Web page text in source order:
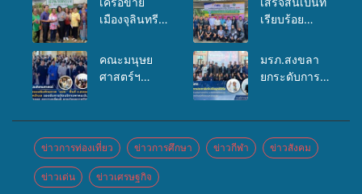
เมืองจุลินทรีย์
ระดับชาติ
ประโยชน์จาก
สาหร่ายและ
เห็ดไมคอร์ไร
ซาสำหรับ
ปลูกไม้มีค่า-
เรียบร้อย
เคลื่อนที่
บริการด้าน
สุขภาพแก่
ประชาชนใน
คณะมนุษย
ศาสตร์ฯ
“อปท.” ด้าน
การเบิกจ่ายงบ
กองทุน
มรภ.สงขลา
ยกระดับการ
องค์ความรู้
เครือข่าย
ข่าวการท่องเที่ยว ข่าวการศึกษา ข่าวกีฬา ข่าวสังคม
ข่าวเด่น ข่าวเศรษฐกิจ